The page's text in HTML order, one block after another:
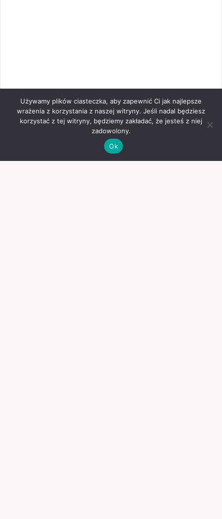
Używamy plików ciasteczka, aby zapewnić Ci jak najlepsze
wrażenia z korzystania z naszej witryny. Jeśli nadal będziesz
korzystać z tej witryny, będziemy zakładać, że jesteś z niej
zadowolony.
Ok